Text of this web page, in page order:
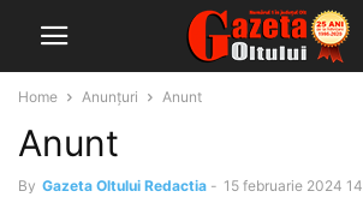
Home Anunțuri Anunt
Anunt
By Gazeta Oltului Redactia - 15 februarie 2024